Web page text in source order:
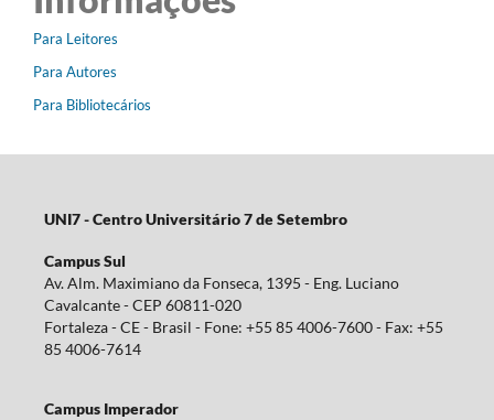
Para Leitores
Para Autores
Para Bibliotecários
UNI7 - Centro Universitário 7 de Setembro
Campus Sul
Av. Alm. Maximiano da Fonseca, 1395 - Eng. Luciano
Cavalcante - CEP 60811-020
Fortaleza - CE - Brasil - Fone: +55 85 4006-7600 - Fax: +55
85 4006-7614
Campus Imperador